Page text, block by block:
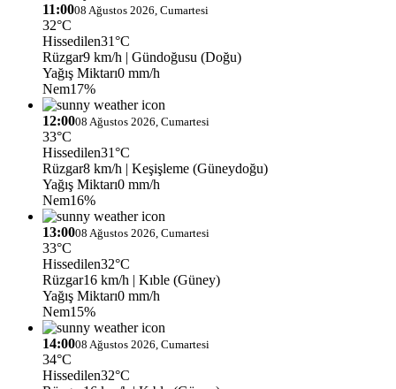
11:0008 Ağustos 2026, Cumartesi
32°C
Hissedilen31°C
Rüzgar9 km/h | Gündoğusu (Doğu)
Yağış Miktarı0 mm/h
Nem17%
12:0008 Ağustos 2026, Cumartesi
33°C
Hissedilen31°C
Rüzgar8 km/h | Keşişleme (Güneydoğu)
Yağış Miktarı0 mm/h
Nem16%
13:0008 Ağustos 2026, Cumartesi
33°C
Hissedilen32°C
Rüzgar16 km/h | Kıble (Güney)
Yağış Miktarı0 mm/h
Nem15%
14:0008 Ağustos 2026, Cumartesi
34°C
Hissedilen32°C